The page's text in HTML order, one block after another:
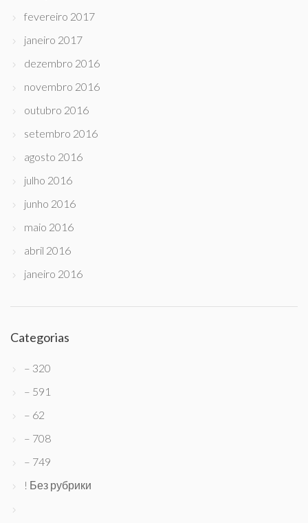
fevereiro 2017
janeiro 2017
dezembro 2016
novembro 2016
outubro 2016
setembro 2016
agosto 2016
julho 2016
junho 2016
maio 2016
abril 2016
janeiro 2016
Categorias
– 320
– 591
– 62
– 708
– 749
! Без рубрики